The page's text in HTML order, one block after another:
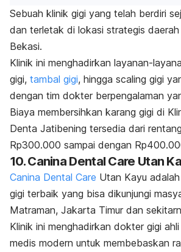
Sebuah klinik gigi yang telah berdiri
dan terletak di lokasi strategis
Bekasi.
Klinik ini menghadirkan layanan-
gigi, tambal gigi, hingga scaling gigi
dengan tim dokter berpengalaman
Biaya membersihkan karang gigi di
Denta Jatibening tersedia dari
Rp300.000 sampai dengan
10. Canina Dental Care Utan
Canina Dental Care Utan Kayu
gigi terbaik yang bisa dikunjungi
Matraman, Jakarta Timur dan
Klinik ini menghadirkan dokter gigi
medis modern untuk membebaskan